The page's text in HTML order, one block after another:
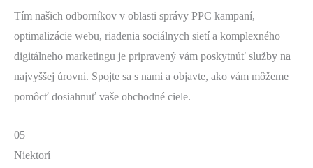
Tím našich odborníkov v oblasti správy PPC kampaní,
optimalizácie webu, riadenia sociálnych sietí a komplexného
digitálneho marketingu je pripravený vám poskytnúť služby na
najvyššej úrovni. Spojte sa s nami a objavte, ako vám môžeme
pomôcť dosiahnuť vaše obchodné ciele.
05
Niektorí